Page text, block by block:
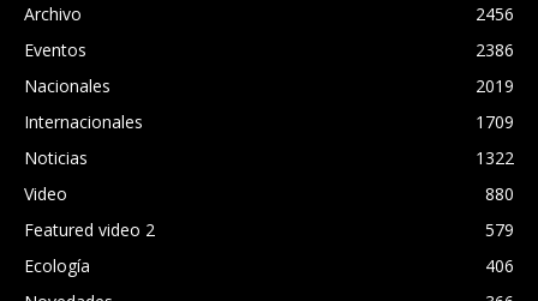
Archivo
2456
Eventos
2386
Nacionales
2019
Internacionales
1709
Noticias
1322
Video
880
Featured video 2
579
Ecología
406